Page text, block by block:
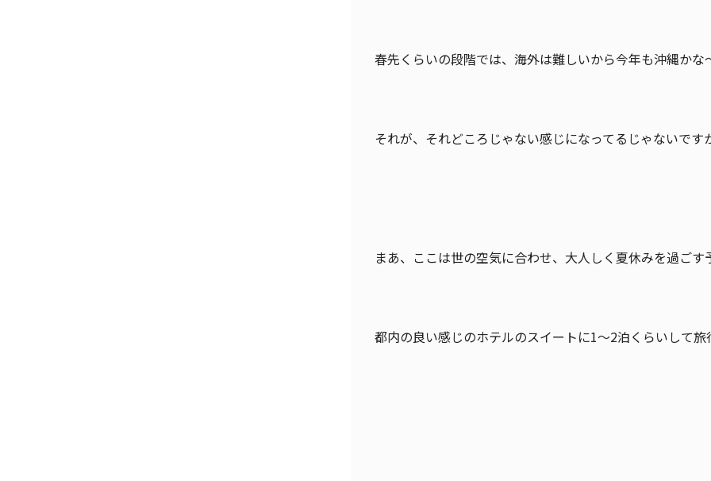
春先くらいの段階では、海外は難しいから今年も沖縄か
それが、それどころじゃない感じになってるじゃないです
まあ、ここは世の空気に合わせ、大人しく夏休みを過ごす
都内の良い感じのホテルのスイートに1〜2泊くらいして